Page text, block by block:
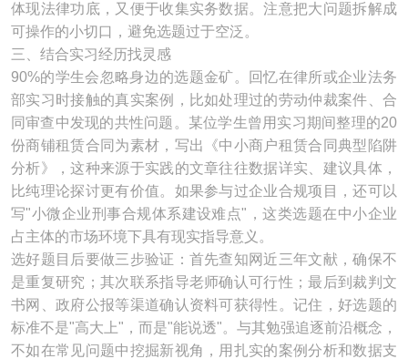
体现法律功底，又便于收集实务数据。注意把大问题拆解成
可操作的小切口，避免选题过于空泛。
三、结合实习经历找灵感
90%的学生会忽略身边的选题金矿。回忆在律所或企业法务
部实习时接触的真实案例，比如处理过的劳动仲裁案件、合
同审查中发现的共性问题。某位学生曾用实习期间整理的20
份商铺租赁合同为素材，写出《中小商户租赁合同典型陷阱
分析》，这种来源于实践的文章往往数据详实、建议具体，
比纯理论探讨更有价值。如果参与过企业合规项目，还可以
写"小微企业刑事合规体系建设难点"，这类选题在中小企业
占主体的市场环境下具有现实指导意义。
选好题目后要做三步验证：首先查知网近三年文献，确保不
是重复研究；其次联系指导老师确认可行性；最后到裁判文
书网、政府公报等渠道确认资料可获得性。记住，好选题的
标准不是"高大上"，而是"能说透"。与其勉强追逐前沿概念，
不如在常见问题中挖掘新视角，用扎实的案例分析和数据支